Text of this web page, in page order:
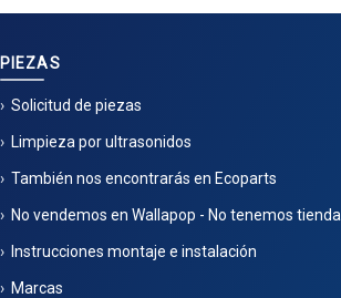
PIEZAS
Solicitud de piezas
Limpieza por ultrasonidos
También nos encontrarás en Ecoparts
No vendemos en Wallapop - No tenemos tienda
Instrucciones montaje e instalación
Marcas